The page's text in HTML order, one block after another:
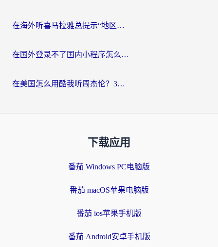
在海外听喜马拉雅总提示“地区限制”？3步轻松解除+听国内音乐全攻略
在国外登录不了国内小程序怎么办？选对回国加速器，轻松解锁国内资源
在美国怎么用酷我听周杰伦？3步搞定海外听歌难题
下载应用
番茄 Windows PC电脑版
番茄 macOS苹果电脑版
番茄 ios苹果手机版
番茄 Android安卓手机版